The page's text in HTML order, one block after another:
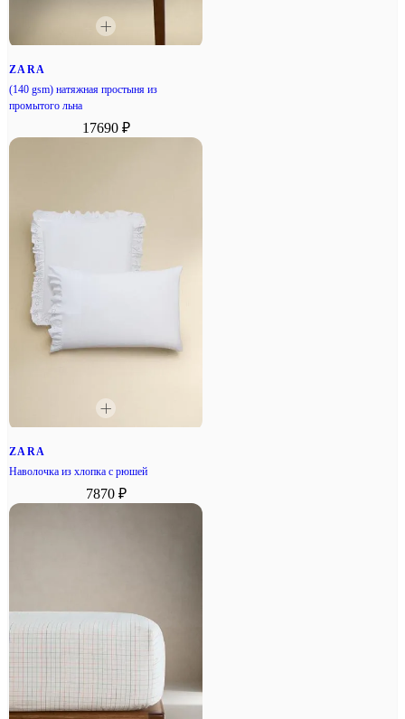
ZARA
(140 gsm) натяжная простыня из
промытого льна
17690 ₽
ZARA
Наволочка из хлопка с рюшей
7870 ₽